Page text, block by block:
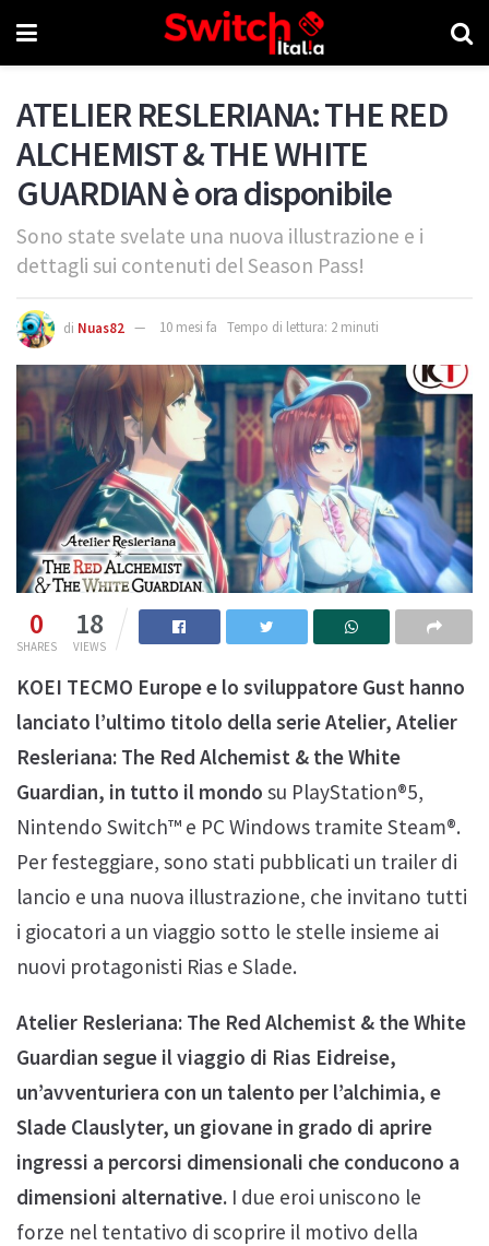
ATELIER RESLERIANA: THE RED
ALCHEMIST & THE WHITE
GUARDIAN è ora disponibile
Sono state svelate una nuova illustrazione e i
dettagli sui contenuti del Season Pass!
di Nuas82 10 mesi fa Tempo di lettura: 2 minuti
0
SHARES
18
VIEWS
KOEI TECMO Europe e lo sviluppatore Gust hanno
lanciato l’ultimo titolo della serie Atelier, Atelier
Resleriana: The Red Alchemist & the White
Guardian, in tutto il mondo su PlayStation®5,
Nintendo Switch™ e PC Windows tramite Steam®.
Per festeggiare, sono stati pubblicati un trailer di
lancio e una nuova illustrazione, che invitano tutti
i giocatori a un viaggio sotto le stelle insieme ai
nuovi protagonisti Rias e Slade.
Atelier Resleriana: The Red Alchemist & the White
Guardian segue il viaggio di Rias Eidreise,
un’avventuriera con un talento per l’alchimia, e
Slade Clauslyter, un giovane in grado di aprire
ingressi a percorsi dimensionali che conducono a
dimensioni alternative. I due eroi uniscono le
forze nel tentativo di scoprire il motivo della